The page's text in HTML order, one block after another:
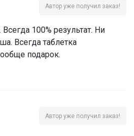
Автор уже получил заказ!
100% результат. Ни
Всегда таблетка
подарок.
Автор уже получил заказ!